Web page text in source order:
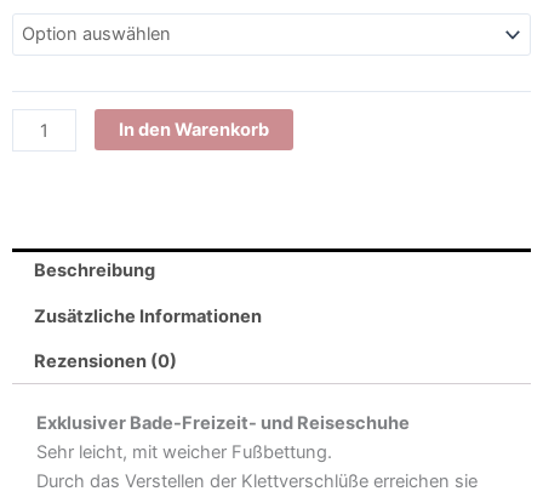
leichte
Pantoletten
Klettverschluß
und
In den Warenkorb
Beschreibung
Zusätzliche Informationen
Rezensionen (0)
Exklusiver Bade-Freizeit- und Reiseschuhe
Sehr leicht, mit weicher Fußbettung.
Durch das Verstellen der Klettverschlüße erreichen sie